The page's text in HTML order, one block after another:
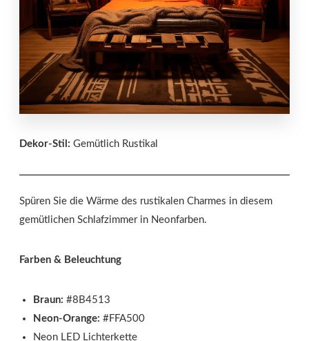
Dekor-Stil: Gemütlich Rustikal
Spüren Sie die Wärme des rustikalen Charmes in diesem
gemütlichen Schlafzimmer in Neonfarben.
Farben & Beleuchtung
Braun:#8B4513
Neon-Orange: #FFA500
Neon LED Lichterkette